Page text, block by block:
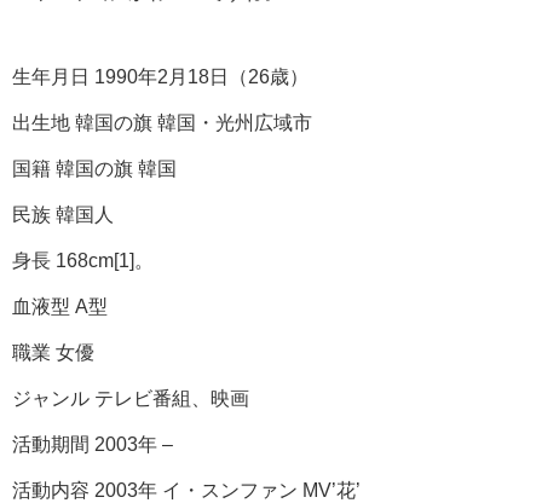
生年月日 1990年2月18日（26歳）
出生地 韓国の旗 韓国・光州広域市
国籍 韓国の旗 韓国
民族 韓国人
身長 168cm[1]。
血液型 A型
職業 女優
ジャンル テレビ番組、映画
活動期間 2003年 –
活動内容 2003年 イ・スンファン MV’花’